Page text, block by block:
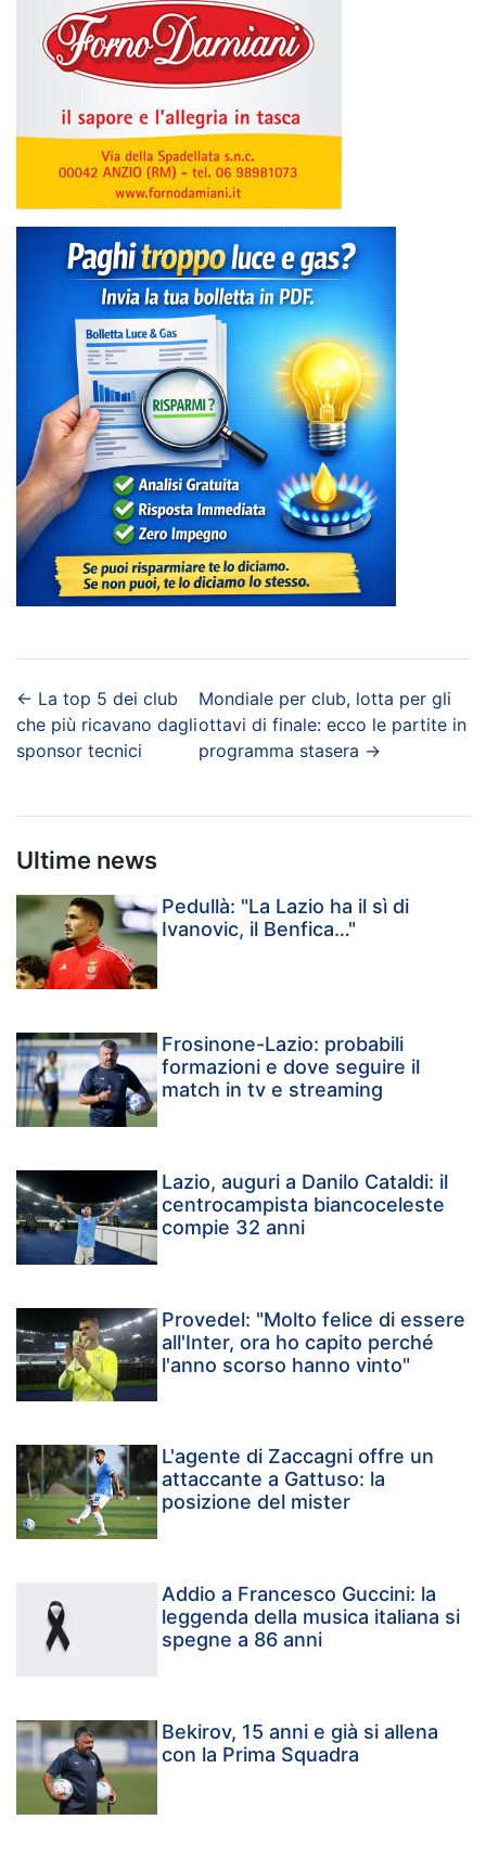
← La top 5 dei club
che più ricavano dagli
sponsor tecnici
Mondiale per club, lotta per gli
ottavi di finale: ecco le partite in
programma stasera →
Ultime news
Pedullà: "La Lazio ha il sì di
Ivanovic, il Benfica…"
Frosinone-Lazio: probabili
formazioni e dove seguire il
match in tv e streaming
Lazio, auguri a Danilo Cataldi: il
centrocampista biancoceleste
compie 32 anni
Provedel: "Molto felice di essere
all'Inter, ora ho capito perché
l'anno scorso hanno vinto"
L'agente di Zaccagni offre un
attaccante a Gattuso: la
posizione del mister
Addio a Francesco Guccini: la
leggenda della musica italiana si
spegne a 86 anni
Bekirov, 15 anni e già si allena
con la Prima Squadra